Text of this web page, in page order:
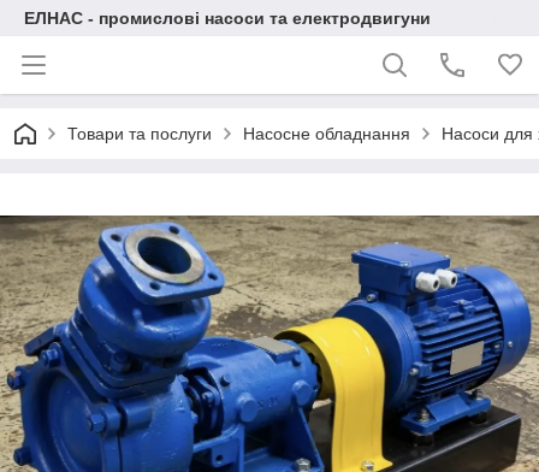
ЕЛНАС - промислові насоси та електродвигуни
Товари та послуги Насосне обладнання Насоси для